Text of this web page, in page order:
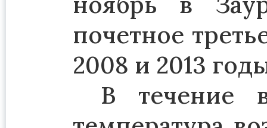
почетное
2008 и 2013
В течение